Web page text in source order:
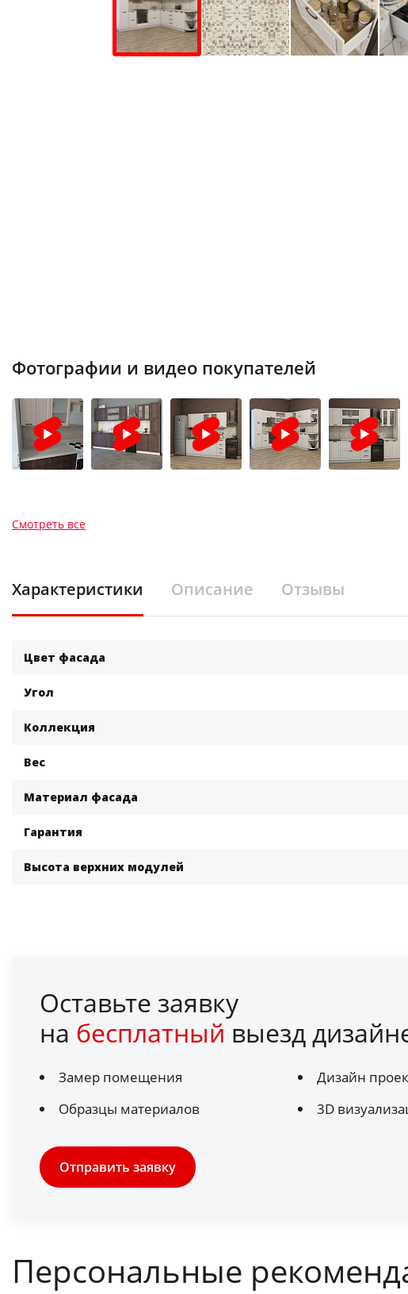
Фотографии и видео покупателей
Смотреть все
Характеристики Описание Отзывы
Цвет фасада
Угол
Коллекция
Вес
Материал фасада
Гарантия
Высота верхних модулей
Оставьте заявку
на бесплатный выезд
Замер помещения
Дизайн
Образцы материалов
3D
Отправить заявку
Персональные